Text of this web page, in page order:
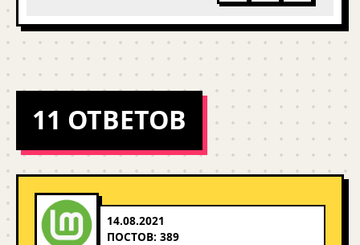
11 ОТВЕТОВ
14.08.2021
ПОСТОВ: 389